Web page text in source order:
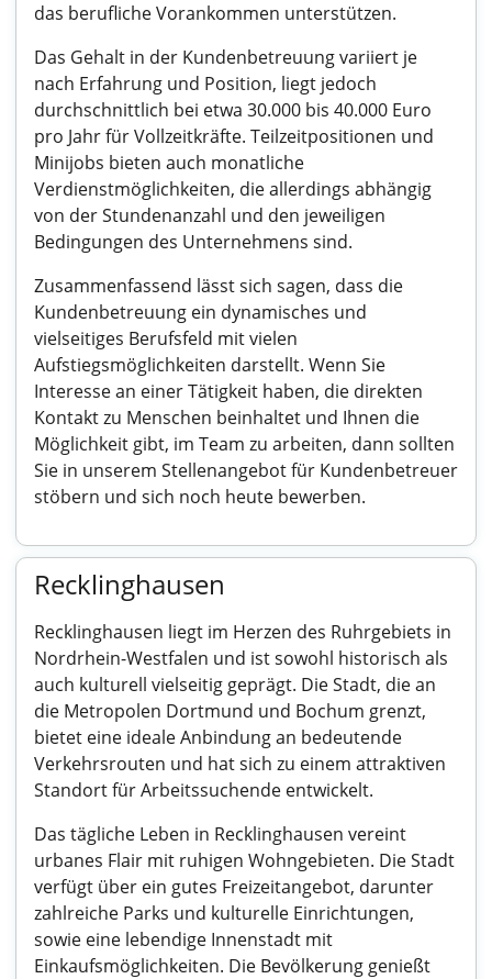
das berufliche Vorankommen unterstützen.
Das Gehalt in der Kundenbetreuung variiert je
nach Erfahrung und Position, liegt jedoch
durchschnittlich bei etwa 30.000 bis 40.000 Euro
pro Jahr für Vollzeitkräfte. Teilzeitpositionen und
Minijobs bieten auch monatliche
Verdienstmöglichkeiten, die allerdings abhängig
von der Stundenanzahl und den jeweiligen
Bedingungen des Unternehmens sind.
Zusammenfassend lässt sich sagen, dass die
Kundenbetreuung ein dynamisches und
vielseitiges Berufsfeld mit vielen
Aufstiegsmöglichkeiten darstellt. Wenn Sie
Interesse an einer Tätigkeit haben, die direkten
Kontakt zu Menschen beinhaltet und Ihnen die
Möglichkeit gibt, im Team zu arbeiten, dann sollten
Sie in unserem Stellenangebot für Kundenbetreuer
stöbern und sich noch heute bewerben.
Recklinghausen
Recklinghausen liegt im Herzen des Ruhrgebiets in
Nordrhein-Westfalen und ist sowohl historisch als
auch kulturell vielseitig geprägt. Die Stadt, die an
die Metropolen Dortmund und Bochum grenzt,
bietet eine ideale Anbindung an bedeutende
Verkehrsrouten und hat sich zu einem attraktiven
Standort für Arbeitssuchende entwickelt.
Das tägliche Leben in Recklinghausen vereint
urbanes Flair mit ruhigen Wohngebieten. Die Stadt
verfügt über ein gutes Freizeitangebot, darunter
zahlreiche Parks und kulturelle Einrichtungen,
sowie eine lebendige Innenstadt mit
Einkaufsmöglichkeiten. Die Bevölkerung genießt